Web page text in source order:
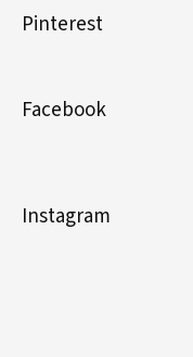
Pinterest
Facebook
Instagram